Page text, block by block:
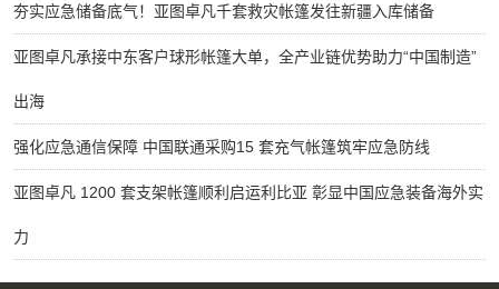
夯实应急储备底气！亚图卓凡千套救灾帐篷发往新疆入库储备
亚图卓凡承接中东客户球形帐篷大单，全产业链优势助力“中国制造”
出海
强化应急通信保障 中国联通采购15 套充气帐篷筑牢应急防线
亚图卓凡 1200 套支架帐篷顺利启运利比亚 彰显中国应急装备海外实
力